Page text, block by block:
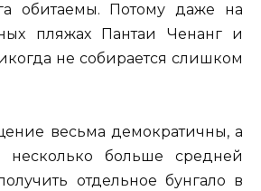
обитаемы. Потому даже на
пляжах Пантаи Ченанг и
не собирается слишком
весьма демократичны, а
несколько больше средней
отдельное бунгало в